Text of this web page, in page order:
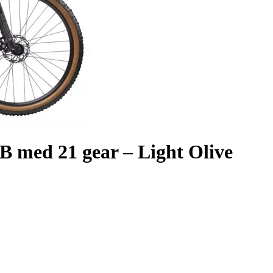
med 21 gear – Light Olive